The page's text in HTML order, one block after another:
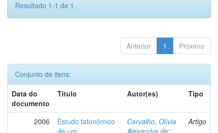
Resultado 1-1 de 1.
Anterior 1 Próximo
Conjunto de itens:
Data do
documento
Título Autor(es) Tipo
2006
Estudo tafonômico
de um
Carvalho, Olívia
Alexandre de;
Artigo